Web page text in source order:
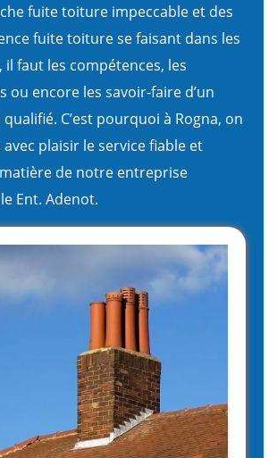
fuite toiture impeccable et des
fuite toiture se faisant dans les
il faut les compétences, les
ou encore les savoir-faire d’un
C’est pourquoi à Rogna, on
plaisir le service fiable et
de notre entreprise
Ent. Adenot.